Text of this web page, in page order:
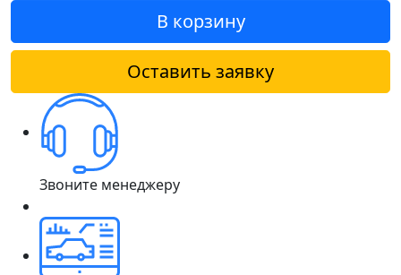
В корзину
Оставить заявку
Звоните менеджеру